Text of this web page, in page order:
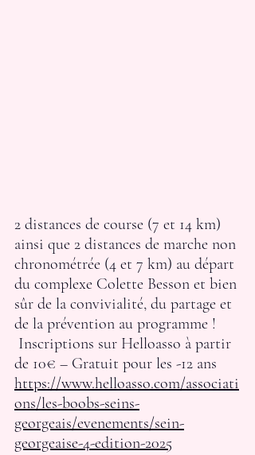
2 distances de course (7 et 14 km)
ainsi que 2 distances de marche non
chronométrée (4 et 7 km) au départ
du complexe Colette Besson et bien
sûr de la convivialité, du partage et
de la prévention au programme !
Inscriptions sur Helloasso à partir
de 10€ – Gratuit pour les -12 ans
https://www.helloasso.com/associati
ons/les-boobs-seins-
georgeais/evenements/sein-
georgeaise-4-edition-2025